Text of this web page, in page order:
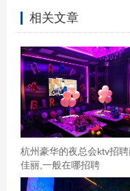
数雇主提供五险一金（
终奖、节日福利、带薪
为保安人员提供专业培
工作时间与休假**：通
守，因此加班补贴也是
工作不超过40小时，保
例分析 **某知名物业公
应聘者具备丰富的保
相关文章
杭州豪华的夜总会ktv招
佳丽,一般在哪招聘